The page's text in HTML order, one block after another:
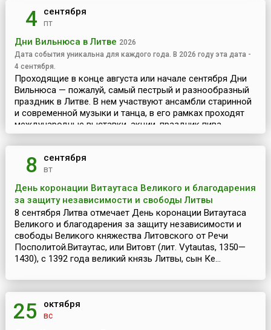
4 сентября
пт
Дни Вильнюса в Литве 2026
Дата события уникальна для каждого года. В 2026 году эта дата -
4 сентября.
Проходящие в конце августа или начале сентября Дни
Вильнюса — пожалуй, самый пестрый и разнообразный
праздник в Литве. В нем участвуют ансамбли старинной
и современной музыки и танца, в его рамках проходят
международные выставки, акции, праздник пива...
8 сентября
вт
День коронации Витаутаса Великого и благодарения
за защиту независимости и свободы Литвы
8 сентября Литва отмечает День коронации Витаутаса
Великого и благодарения за защиту независимости и
свободы Великого княжества Литовского от Речи
Посполитой.Витаутас, или Витовт (лит. Vytautas, 1350—
1430), с 1392 года великий князь Литвы, сын Ке...
25 октября
вс